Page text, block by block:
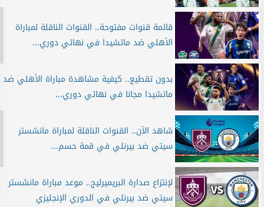
قائمة قنوات مفتوحة.. القنوات الناقلة لمباراة
الأهلي ضد ماتشيدا في نهائي دوري...
بدون تقطيع.. كيفية مشاهدة مباراة الأهلي ضد
ماتشيدا مجانا في نهائي دوري...
شاهد الآن.. القنوات الناقلة لمباراة مانشستر
سيتي ضد بيرنلي في قمة حسم...
لإنتزاع صدارة البريميرليج.. موعد مباراة مانشستر
سيتي ضد بيرنلي في الدوري الإنجليزي